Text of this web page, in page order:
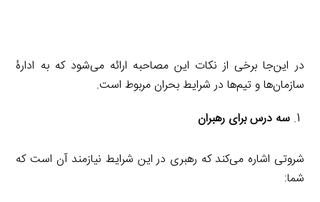
در این‌جا برخی از نکات این مصاحبه ارائه می‌شود که به ادارۀ
سازمان‌ها و تیم‌ها در شرایط بحران مربوط است.
سه درس برای رهبران
شروتی اشاره می‌کند که رهبری در این شرایط نیازمند آن است که
شما: